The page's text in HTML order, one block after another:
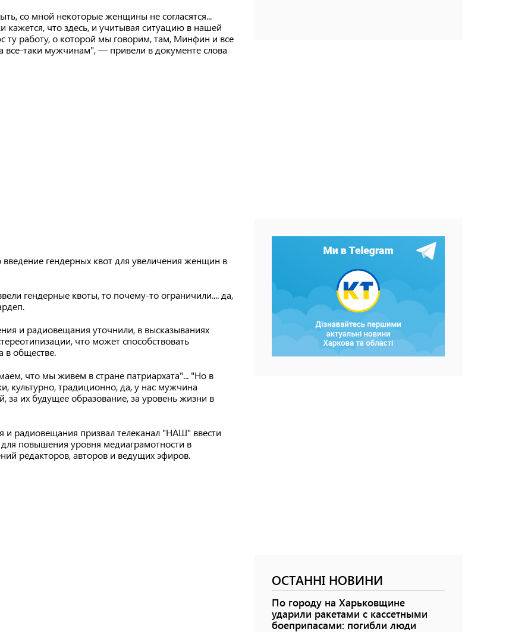
со мной некоторые женщины не согласятся...
что здесь, и учитывая ситуацию в нашей
ту работу, о которой мы говорим, там, Минфин и все
все-таки мужчинам", — привели в документе слова
гендерных квот для увеличения женщин в
гендерные квоты, то почему-то ограничили.... да,
и радиовещания уточнили, в высказываниях
что может способствовать
в обществе.
что мы живем в стране патриархата"... "Но в
культурно, традиционно, да, у нас мужчина
за их будущее образование, за уровень жизни в
и радиовещания призвал телеканал "НАШ" ввести
повышения уровня медиаграмотности в
редакторов, авторов и ведущих эфиров.
ОСТАННІ НОВИНИ
По городу на Харьковщине
ударили ракетами с кассетными
боеприпасами: погибли люди